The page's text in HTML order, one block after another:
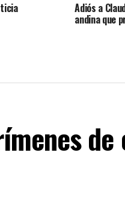
Adiós a
andina que
de